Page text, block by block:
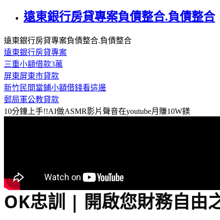
遠東銀行房貸專案負債整合.負債整合
遠東銀行房貸專案負債整合.負債整合
遠東銀行房貸專案
三重小額借款3萬
屏東屏東市貸款
新竹民間當鋪小額借錢看這邊
郵局軍公教貸款
10分鐘上手!!AI做ASMR影片聲音在youtube月賺10W鎂
OK忠訓 | 開啟您財務自由